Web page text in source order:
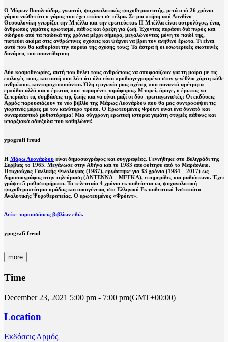
Ο Μύρων Βασιλειάδης, γνωστός ψυχαναλυτικός ψυχοθεραπευτής, μετά από 26 χρόνια
γάμου νιώθει ότι ο γάμος του έχει φτάσει σε τέλμα. Σε μια πτήση από Λονδίνο –
Θεσσαλονίκη γνωρίζει την Μπέλλα και την ερωτεύεται. Η Μπέλλα είναι αστρολόγος, ένας
άνθρωπος γεμάτος ερωτισμό, πάθος και όρεξη για ζωή. Έχοντας περάσει διά πυρός και
σιδήρου από τα παιδικά της χρόνια μέχρι σήμερα, μεγαλώνοντας μόνη το παιδί της,
πιστεύει ακόμα στις ανθρώπινες σχέσεις και ψάχνει να βρει τον αληθινό έρωτα. Τι είναι
αυτό που θα καθορίσει την πορεία της σχέσης τους; Τα άστρα ή οι εσωτερικές σκοτεινές
δυνάμεις του ασυνείδητου;
Δύο κοσμοθεωρίες, αυτή που θέλει τους ανθρώπους να αποφασίζουν για τη μοίρα με τις
επιλογές τους, και αυτή που λέει ότι όλα είναι προδιαγεγραμμένα στον γενέθλιο χάρτη κάθε
ανθρώπου, κονταροχτυπιούνται. Όλη η αγωνία μιας σχέσης που συναντά αμέτρητα
εμπόδια αλλά και ο έρωτας που παραμένει παράφορος. Μπορεί, άραγε, ο έρωτας να
ξεπεράσει τις συμβάσεις της ζωής και να είναι μαζί οι δύο πρωταγωνιστές; Οι εκδόσεις
Αρμός παρουσιάζουν το νέο βιβλίο της Μάρως Λεονάρδου που θα μας συντροφέψει τις
γιορτινές μέρες με τον καλύτερο τρόπο. Ο Ερωτευμένος Φρόιντ είναι ένα δυνατό και
συναρπαστικό μυθιστόρημα! Μια σύγχρονη ερωτική ιστορία γεμάτη στιγμές πάθους και
υπαρξιακά αδιέξοδα που καθηλώνει!
ypografi freud
Η Μάρω Λεονάρδου είναι δημοσιογράφος και συγγραφέας. Γεννήθηκε στο Βελιγράδι της
Σερβίας το 1965. Μεγάλωσε στην Αθήνα και το 1983 αποφοίτησε από το Μαράσλειο.
Πτυχιούχος Γαλλικής Φιλολογίας (1987), εργάστηκε για 33 χρόνια (1984 – 2017) ως
δημοσιογράφος στην τηλεόραση (ΑΝΤΕΝΝΑ – ΜΕΓΚΑ), εφημερίδες και ραδιόφωνο. Έχει
γράψει 5 μυθιστορήματα. Τα τελευταία 4 χρόνια εκπαιδεύεται ως ψυχαναλυτική
ψυχοθεραπεύτρια ομάδας και οικογένειας στο Ελληνικό Εκπαιδευτικό Ινστιτούτο
Αναλυτικής Ψυχοθεραπείας. Ο ερωτευμένος «Φρόιντ».
Δείτε παρουσιάσεις βιβλίων εδώ.
ypografi freud
more
Time
December 23, 2021 5:00 pm - 7:00 pm(GMT+00:00)
Location
Εκδόσεις Αρμός